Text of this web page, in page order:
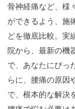
骨神経痛など、様
ができるよう、施
どを徹底比較。実
院から、最新の機
で、あなたにぴっ
らに、腰痛の原因
で、根本的な解決